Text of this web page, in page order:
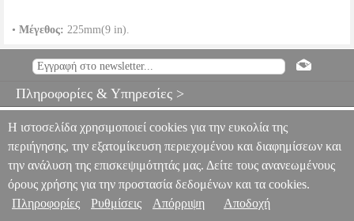
• Μέγεθος: 225mm(9 in).
298113 TLS.150140 TLS.150140
ΕΡΓΑΛΕΙΑ
•OEM στην κατηγορία ΕΡΓΑΛΕΙΑ ΔΙΑΚΟΣΜΗΣΗΣ Πιστόλι
σιλικόνης ανοιχτού τύπου της Tactix. • Μέγεθος: 225mm(9 in).
ΠΙΣΤΟΛΙ ΣΙΛΙΚΟΝΗΣ TACTIX NO.9 ΑΝΟΙΧΤΟΥ ΤΥΠΟΥ
4.99
Πληροφορίες & Υπηρεσίες >
Η ιστοσελίδα χρησιμοποιεί cookies για την ευκολία της
περιήγησης, την εξατομίκευση περιεχομένου και διαφημίσεων και
την ανάλυση της επισκεψιμότητάς μας. Δείτε τους ανανεωμένους
όρους χρήσης για την προστασία δεδομένων και τα cookies.
Πληροφορίες
Ρυθμίσεις Απόρριψη Αποδοχή